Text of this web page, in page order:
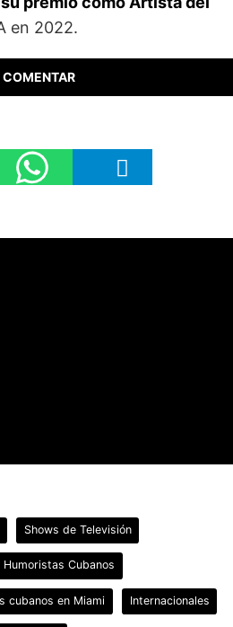
en 2022.
COMENTAR
Shows de Televisión
Humoristas Cubanos
cubanos en Miami Internacionales